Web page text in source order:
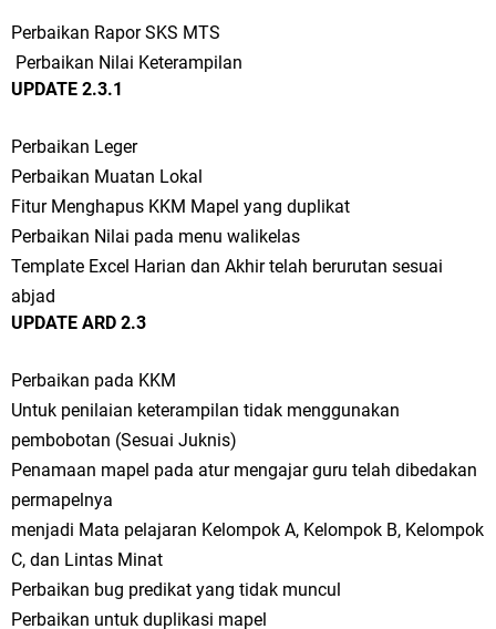
Perbaikan Rapor SKS MTS
Perbaikan Nilai Keterampilan
UPDATE 2.3.1
Perbaikan Leger
Perbaikan Muatan Lokal
Fitur Menghapus KKM Mapel yang duplikat
Perbaikan Nilai pada menu walikelas
Template Excel Harian dan Akhir telah berurutan sesuai
abjad
UPDATE ARD 2.3
Perbaikan pada KKM
Untuk penilaian keterampilan tidak menggunakan
pembobotan (Sesuai Juknis)
Penamaan mapel pada atur mengajar guru telah dibedakan
permapelnya
menjadi Mata pelajaran Kelompok A, Kelompok B, Kelompok
C, dan Lintas Minat
Perbaikan bug predikat yang tidak muncul
Perbaikan untuk duplikasi mapel